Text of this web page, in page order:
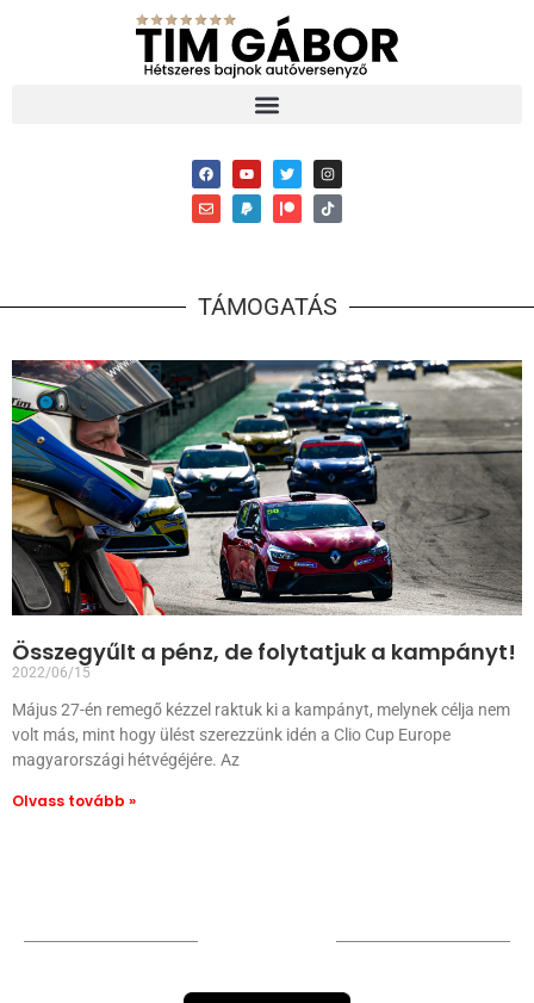
TÁMOGATÁS
Összegyűlt a pénz, de folytatjuk a kampányt!
2022/06/15
Május 27-én remegő kézzel raktuk ki a kampányt, melynek célja nem
volt más, mint hogy ülést szerezzünk idén a Clio Cup Europe
magyarországi hétvégéjére. Az
Olvass tovább »